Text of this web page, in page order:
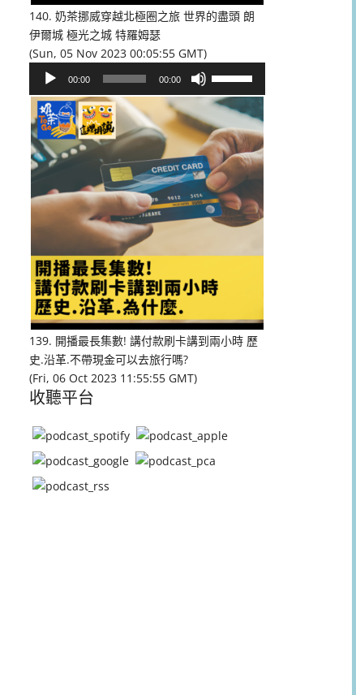
量。
140. 奶茶挪威穿越北極圈之旅 世界的盡頭 朗
伊爾城 極光之城 特羅姆瑟
(Sun, 05 Nov 2023 00:05:55 GMT)
播
放
器
00:00 00:00
向
上/
向
下
鍵
以
提
或
降
低
量。
139. 開播最長集數! 講付款刷卡講到兩小時 歷
史.沿革.不帶現金可以去旅行嗎?
(Fri, 06 Oct 2023 11:55:55 GMT)
收聽平台